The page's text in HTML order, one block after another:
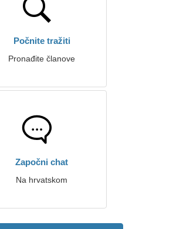
Počnite tražiti
Pronađite članove
Započni chat
Na hrvatskom